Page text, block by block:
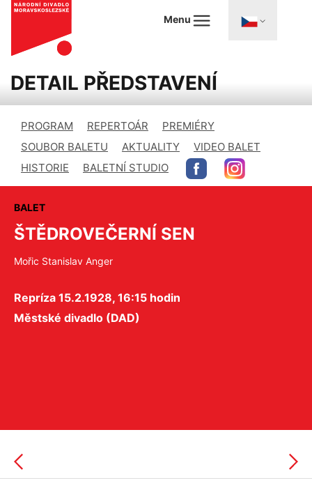
Menu
DETAIL PŘEDSTAVENÍ
PROGRAM REPERTOÁR
PREMIÉRY
SOUBOR BALETU
AKTUALITY
VIDEO BALET
HISTORIE
BALETNÍ STUDIO
BALET
ŠTĚDROVEČERNÍ SEN
Mořic Stanislav Anger
Repríza 15.2.1928, 16:15 hodin
Městské divadlo (DAD)